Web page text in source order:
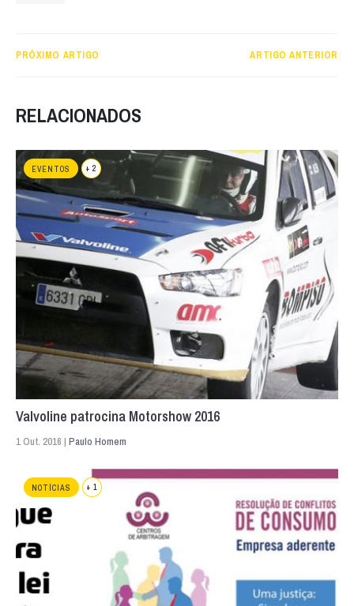
PRÓXIMO ARTIGO ARTIGO ANTERIOR
RELACIONADOS
EVENTOS + 2
Valvoline patrocina Motorshow 2016
1 Out. 2016 | Paulo Homem
NOTÍCIAS + 1